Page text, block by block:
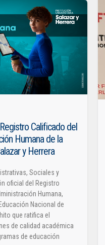
Calificado del
Humana de la
y Herrera
Sociales y
oficial del Registro
Humana,
Nacional de
que ratifica el
de calidad académica
de educación